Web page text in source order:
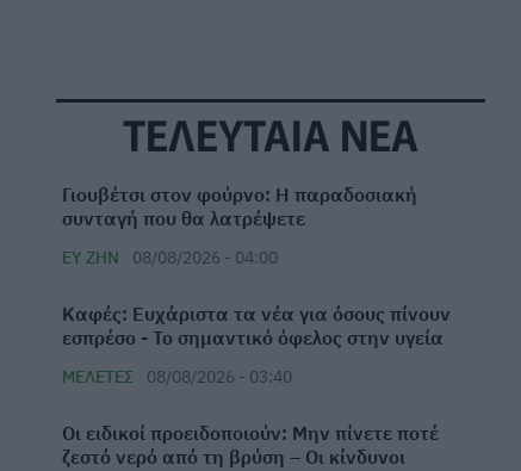
ΤΕΛΕΥΤΑΙΑ ΝΕΑ
Γιουβέτσι στον φούρνο: Η παραδοσιακή
συνταγή που θα λατρέψετε
ΕΥ ΖΗΝ 08/08/2026 - 04:00
Καφές: Ευχάριστα τα νέα για όσους πίνουν
εσπρέσο - Το σημαντικό όφελος στην υγεία
ΜΕΛΈΤΕΣ 08/08/2026 - 03:40
Οι ειδικοί προειδοποιούν: Μην πίνετε ποτέ
ζεστό νερό από τη βρύση – Οι κίνδυνοι